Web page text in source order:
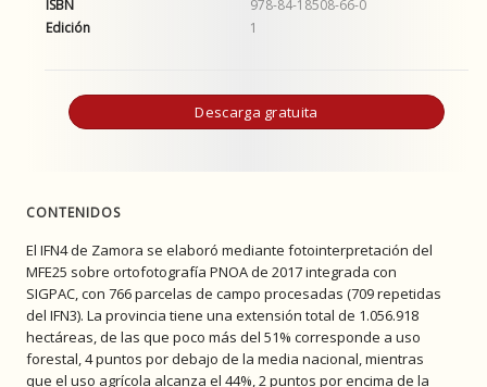
ISBN
978-84-18508-66-0
Edición
1
Descarga gratuita
CONTENIDOS
El IFN4 de Zamora se elaboró mediante fotointerpretación del
MFE25 sobre ortofotografía PNOA de 2017 integrada con
SIGPAC, con 766 parcelas de campo procesadas (709 repetidas
del IFN3). La provincia tiene una extensión total de 1.056.918
hectáreas, de las que poco más del 51% corresponde a uso
forestal, 4 puntos por debajo de la media nacional, mientras
que el uso agrícola alcanza el 44%, 2 puntos por encima de la